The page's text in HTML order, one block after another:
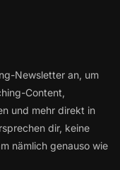
Newsletter an, um
Content,
und mehr direkt in
dir, keine
nämlich genauso wie